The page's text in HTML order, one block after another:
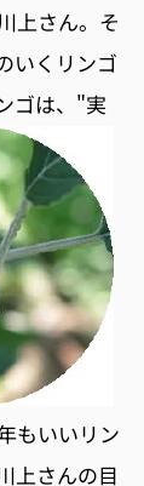
上さん。そ
いくリンゴ
ゴは、"実
もいいリン
上さんの目